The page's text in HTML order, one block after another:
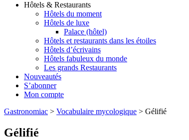
Hôtels & Restaurants
Hôtels du moment
Hôtels de luxe
Palace (hôtel)
Hôtels et restaurants dans les étoiles
Hôtels d’écrivains
Hôtels fabuleux du monde
Les grands Restaurants
Nouveautés
S’abonner
Mon compte
Gastronomiac > Vocabulaire mycologique > Gélifié
Gélifié